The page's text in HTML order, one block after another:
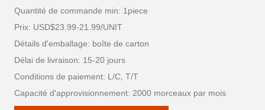
Quantité de commande min: 1piece
Prix: USD$23.99-21.99/UNIT
Détails d'emballage: boîte de carton
Délai de livraison: 15-20 jours
Conditions de paiement: L/C, T/T
Capacité d'approvisionnement: 2000 morceaux par mois